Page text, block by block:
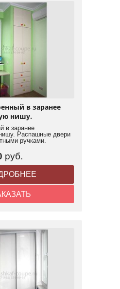
в заранее
нишу.
в заранее
Распашные двери
ручками.
руб.